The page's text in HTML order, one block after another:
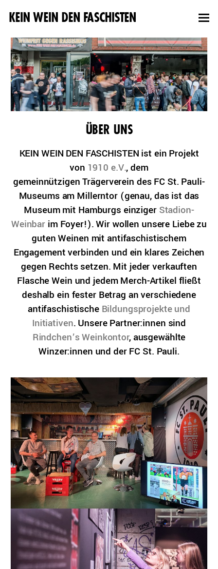
KEIN WEIN DEN FASCHISTEN
ÜBER UNS
KEIN WEIN DEN FASCHISTEN ist ein Projekt
von 1910 e.V., dem
gemeinnützigen Trägerverein des FC St. Pauli-
Museums am Millerntor (genau, das ist das
Museum mit Hamburgs einziger Stadion-
Weinbar im Foyer!). Wir wollen unsere Liebe zu
guten Weinen mit antifaschistischem
Engagement verbinden und ein klares Zeichen
gegen Rechts setzen. Mit jeder verkauften
Flasche Wein und jedem Merch-Artikel fließt
deshalb ein fester Betrag an verschiedene
antifaschistische Bildungsprojekte und
Initiativen. Unsere Partner:innen sind
Rindchen’s Weinkontor, ausgewählte
Winzer:innen und der FC St. Pauli.